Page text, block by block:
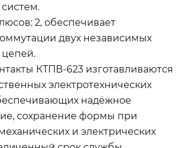
2, обеспечивает
двух независимых
цепей.
КТПВ-623 изготавливаются
электротехнических
надёжное
сохранение формы при
и электрических